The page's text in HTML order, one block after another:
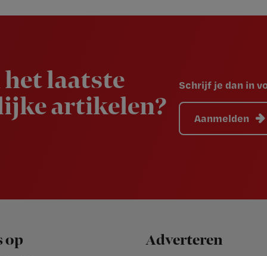
laatste
artikelen?
Schrijf je dan in
Aanmelden
op Adverteren